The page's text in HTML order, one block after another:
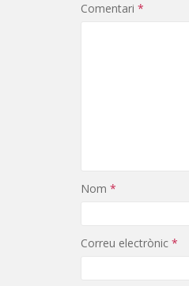
Comentari *
Nom *
Correu electrònic *